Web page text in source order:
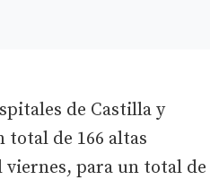
de Castilla y
total de 166 altas
viernes, para un total de